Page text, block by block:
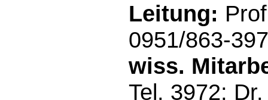
Leitung:
0951/863-
wiss.
Tel. 3972;